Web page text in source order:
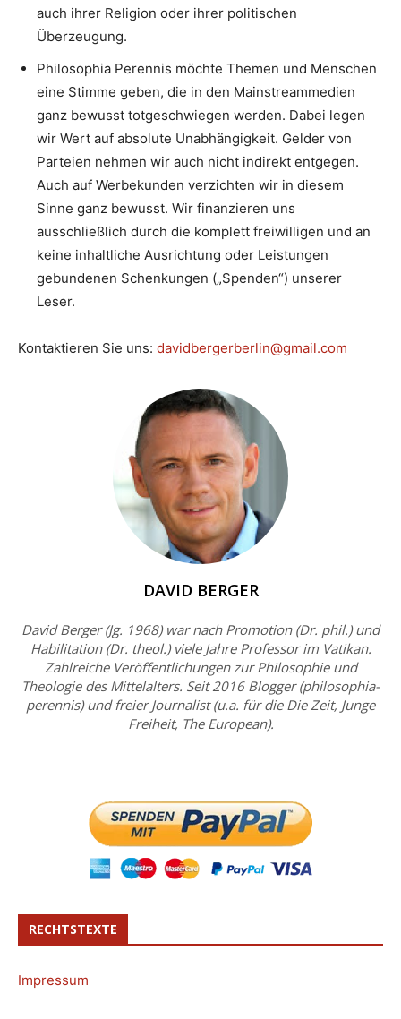
auch ihrer Religion oder ihrer politischen
Überzeugung.
Philosophia Perennis möchte Themen und Menschen
eine Stimme geben, die in den Mainstreammedien
ganz bewusst totgeschwiegen werden. Dabei legen
wir Wert auf absolute Unabhängigkeit. Gelder von
Parteien nehmen wir auch nicht indirekt entgegen.
Auch auf Werbekunden verzichten wir in diesem
Sinne ganz bewusst. Wir finanzieren uns
ausschließlich durch die komplett freiwilligen und an
keine inhaltliche Ausrichtung oder Leistungen
gebundenen Schenkungen („Spenden“) unserer
Leser.
Kontaktieren Sie uns: davidbergerberlin@gmail.com
DAVID BERGER
David Berger (Jg. 1968) war nach Promotion (Dr. phil.) und
Habilitation (Dr. theol.) viele Jahre Professor im Vatikan.
Zahlreiche Veröffentlichungen zur Philosophie und
Theologie des Mittelalters. Seit 2016 Blogger (philosophia-
perennis) und freier Journalist (u.a. für die Die Zeit, Junge
Freiheit, The European).
RECHTSTEXTE
Impressum